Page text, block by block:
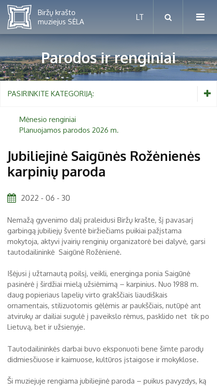
Mėnesio renginiai
Vaikams nuo 5 iki 10 metų
Paaugliams nuo 11 iki 18 metų
Proistorė
Etnografija
Biržų tvirtovės arsenalas
Religijos
Biržai XIX a.
Biržai XX a.
RUGPJŪTIS
Pr An Tr Ke Pe Še
3
4 5 6 7 8
9
17
18 19 20 21 22
24
25 26 27 28 29
30
Parodos ir renginiai
PASIRINKITE KATEGORIJĄ:
Mėnesio renginiai
Planuojamos parodos 2026 m.
Jubiliejinė Saigūnės Rožėnienės
karpinių paroda
2022 - 06 - 30
Nemažą gyvenimo dalį praleidusi Biržų krašte, šį pavasarį
garbingą jubiliejų šventė biržiečiams puikiai pažįstama
mokytoja, aktyvi įvairių renginių organizatorė bei dalyvė, garsi
tautodailininkė Saigūnė Rožėnienė.
Išėjusi į užtarnautą poilsį, veikli, energinga ponia Saigūnė
pasinėrė į širdžiai mielą užsiėmimą – karpinius. Nuo 1988 m.
daug popieriaus lapelių virto grakščiais liaudiškais
ornamentais, stilizuotomis gėlėmis ar paukščiais, nutūpė ant
atvirukų ar dailiai sugulė į paveikslo rėmus, pasklido net tik po
Lietuvą, bet ir užsienyje.
Tautodailininkės darbai buvo eksponuoti bene šimte parodų
didmiesčiuose ir kaimuose, kultūros įstaigose ir mokyklose.
Ši muziejuje rengiama jubiliejinė paroda – puikus pavyzdys, ką